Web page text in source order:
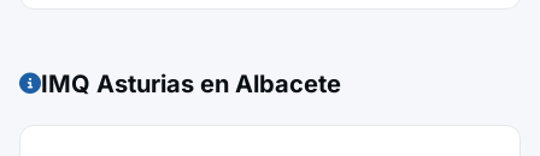
IMQ Asturias en Albacete